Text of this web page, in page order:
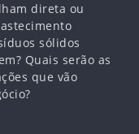
direta ou
sólidos
Quais serão as
que vão